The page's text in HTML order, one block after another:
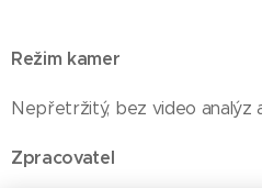
Režim kamer
Nepřetržitý, bez video analýz
Zpracovatel